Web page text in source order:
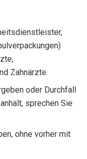
Zahnärzte.
oder Durchfall
sprechen Sie
ohne vorher mit